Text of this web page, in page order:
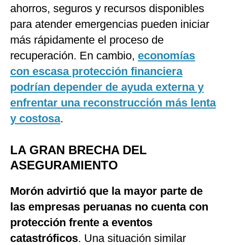
ahorros, seguros y recursos disponibles
para atender emergencias pueden iniciar
más rápidamente el proceso de
recuperación. En cambio, economías
con escasa protección financiera
podrían depender de ayuda externa y
enfrentar una reconstrucción más lenta
y costosa.
LA GRAN BRECHA DEL
ASEGURAMIENTO
Morón advirtió que la mayor parte de
las empresas peruanas no cuenta con
protección frente a eventos
catastróficos. Una situación similar